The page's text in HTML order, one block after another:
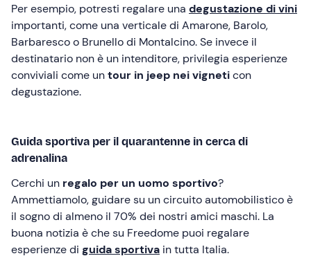
Per esempio, potresti regalare una degustazione di vini
importanti, come una verticale di Amarone, Barolo,
Barbaresco o Brunello di Montalcino. Se invece il
destinatario non è un intenditore, privilegia esperienze
conviviali come untour in jeep nei vigneticon
degustazione.
Guida sportiva per il quarantenne in cerca di
adrenalina
Cerchi un regalo per un uomo sportivo?
Ammettiamolo, guidare su un circuito automobilistico è
il sogno di almeno il 70% dei nostri amici maschi. La
buona notizia è che su Freedome puoi regalare
esperienze di guida sportiva in tutta Italia.